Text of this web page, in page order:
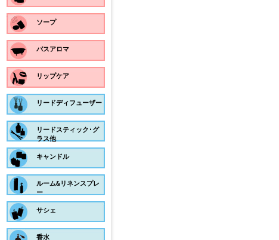
ソープ
バスアロマ
リップケア
リードディフューザー
リードスティック･グ
ラス他
キャンドル
ルーム&リネンスプレ
ー
サシェ
香水